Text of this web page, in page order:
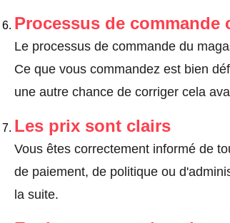
Processus de commande
Le processus de commande du
Ce que vous commandez est bien
une autre chance de corriger cela
Les prix sont clairs
Vous êtes correctement informé de
de paiement, de politique ou
la suite.